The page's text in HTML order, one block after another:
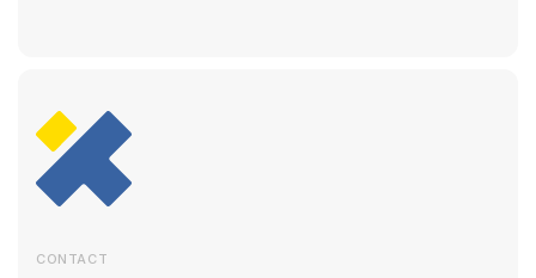
CONTACT